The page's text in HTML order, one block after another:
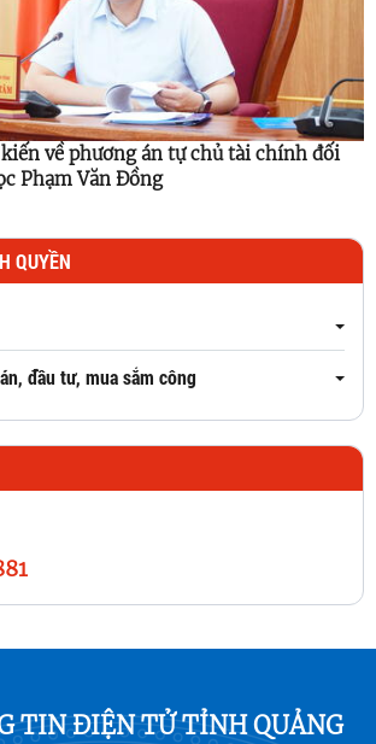
về phương án tự chủ tài chính đối
Phạm Văn Đồng
QUYỀN
đầu tư, mua sắm công
TIN ĐIỆN TỬ TỈNH QUẢNG